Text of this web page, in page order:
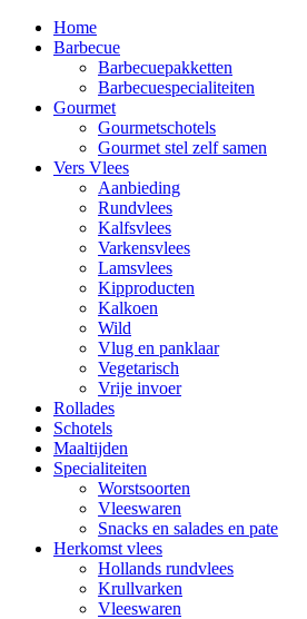
Home
Barbecue
Barbecuepakketten
Barbecuespecialiteiten
Gourmet
Gourmetschotels
Gourmet stel zelf samen
Vers Vlees
Aanbieding
Rundvlees
Kalfsvlees
Varkensvlees
Lamsvlees
Kipproducten
Kalkoen
Wild
Vlug en panklaar
Vegetarisch
Vrije invoer
Rollades
Schotels
Maaltijden
Specialiteiten
Worstsoorten
Vleeswaren
Snacks en salades en pate
Herkomst vlees
Hollands rundvlees
Krullvarken
Vleeswaren